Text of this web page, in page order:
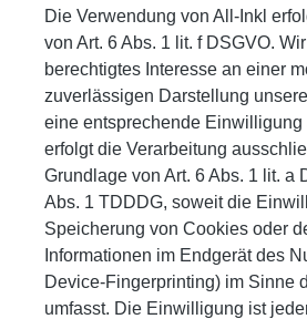
Die Verwendung von All-Inkl
von Art. 6 Abs. 1 lit. f DSGVO.
berechtigtes Interesse an einer
zuverlässigen Darstellung
eine entsprechende Einwilligung
erfolgt die Verarbeitung
Grundlage von Art. 6 Abs. 1 lit. a
Abs. 1 TDDDG, soweit die
Speicherung von Cookies oder
Informationen im Endgerät des
Device-Fingerprinting) im Sinne
umfasst. Die Einwilligung ist